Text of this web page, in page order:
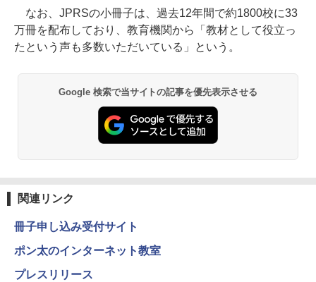
なお、JPRSの小冊子は、過去12年間で約1800校に33
万冊を配布しており、教育機関から「教材として役立っ
たという声も多数いただいている」という。
Google 検索で当サイトの記事を優先表示させる
関連リンク
冊子申し込み受付サイト
ポン太のインターネット教室
プレスリリース